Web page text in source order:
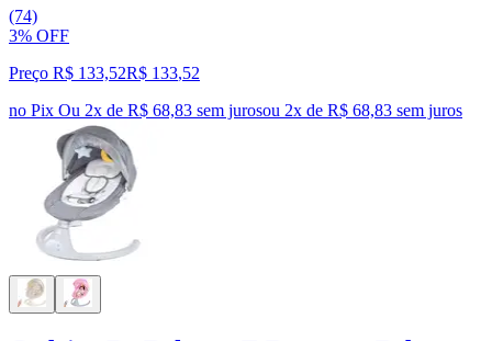
(74)
3% OFF
Preço R$ 133,52R$ 133,52
no Pix Ou 2x de R$ 68,83 sem jurosou 2x de R$ 68,83 sem juros